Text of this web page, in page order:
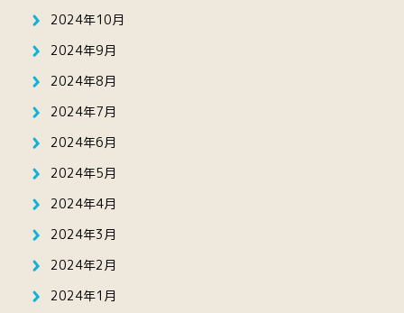
2024年10月
2024年9月
2024年8月
2024年7月
2024年6月
2024年5月
2024年4月
2024年3月
2024年2月
2024年1月